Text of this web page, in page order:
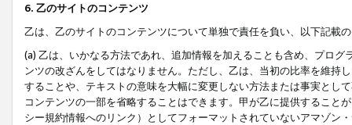
6. 乙のサイトのコンテンツ
乙は、乙のサイトのコンテンツについて単独で責任を負い、以下記載
(a) 乙は、いかなる方法であれ、追加情報を加えることも含め、プロ
ンツの改ざんをしてはなりません。ただし、乙は、当初の比率を維持
することや、テキストの意味を大幅に変更しない方法または事実とし
コンテンツの一部を省略することはできます。甲が乙に提供すること
シー規約情報へのリンク）としてフォーマットされていないアマゾン